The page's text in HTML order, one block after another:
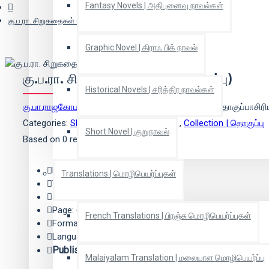
Fantasy Novels | அதிபுனைவு நாவல்கள்
Graphic Novel | கிராஃ பிக் நாவல்
Historical Novels | சரித்திர நாவல்கள்
Short Novel | குறுநாவல்
Translations | மொழிபெயர்ப்புகள்
French Translations | பிரஞ்சு மொழிபெயர்ப்புகள்
Malaiyalam Translation | மலையாள மொழிபெயர்ப்பு
கு.ப.ரா. சிறுகதைகள் (முழுத்தொகுப்பு)
கு.ப.ரா. சிறுகதைகள் (முழுத்தொகுப்பு)
கு.பா.ராஜகோபாலன்
Categories: Short Stories | சிறுகதைகள் , Collection | தொகுப்பு
Based on 0 reviews. - Write a review
Edition: 03
Year: 2022
Page: 606
Format: Paper Back
Language: Tamil
Publisher: